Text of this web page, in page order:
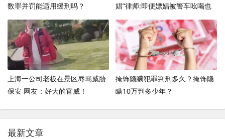
数罪并罚能适用缓刑吗？
娼”律师:即便嫖娼被警车吆喝也
构成侵权 ！
上海一公司老板在景区辱骂威胁
保安 网友：好大的官威！
掩饰隐瞒犯罪判刑多久？掩饰隐
瞒10万判多少年？
最新文章